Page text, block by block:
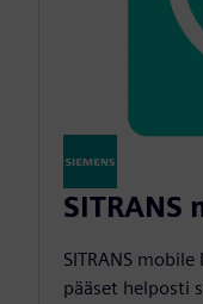
SITRANS
SITRANS
pääset helposti